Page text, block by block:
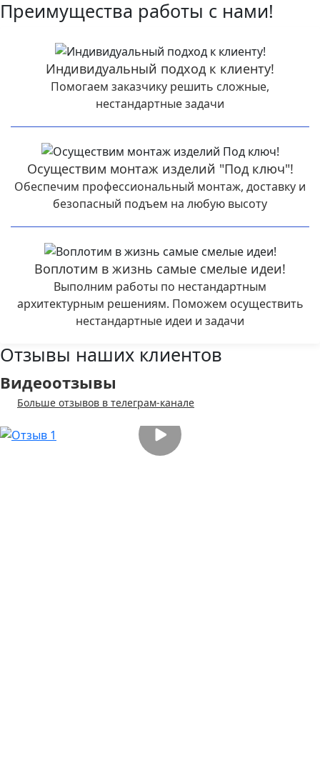
Преимущества работы с нами!
Индивидуальный подход к клиенту!
Помогаем заказчику решить сложные,
нестандартные задачи
Осуществим монтаж изделий "Под ключ"!
Обеспечим профессиональный монтаж, доставку и
безопасный подъем на любую высоту
Воплотим в жизнь самые смелые идеи!
Выполним работы по нестандартным
архитектурным решениям. Поможем осуществить
нестандартные идеи и задачи
Отзывы наших клиентов
Видеоотзывы
Больше отзывов в телеграм-канале